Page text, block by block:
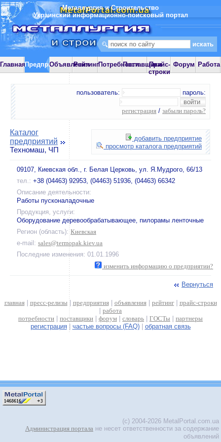
Металлургия и Строительство
Украинский информационно-поисковый портал
ГлавнаяПредприятияОбъявления
РейтингПотребностиПоставщики
Прайс-
строки
Форум Работа
пользователь: пароль:
регистрация / забыли пароль?
добавить предприятие
просмотр каталога предприятий
Каталог
предприятий
Техномаш, ЧП
09107, Киевская обл., г. Белая Церковь, ул. Я.Мудрого, 66/13
тел.: +38 (04463) 92953, (04463) 51936, (04463) 66342
Описание деятельности:
Работы пусконаладочные
Продукция, услуги:
Оборудование деревообрабатывающее, пилорамы ленточные
Регион (область): Киевская
e-mail: sales@termopak.kiev.ua
Последние изменения: 01.01.1996
изменить информацию о предприятии?
Вернуться
главная| пресс-релизы | предприятия| объявления| рейтинг| прайс-строки
работа
потребности
поставщики форум словарь ГОСТы
партнеры
регистрация| частые вопросы (FAQ)| обратная связь
(c) 2004-2026 MetalPortal.com.ua
Администрация портала не несет ответственности за содержание
объявлений